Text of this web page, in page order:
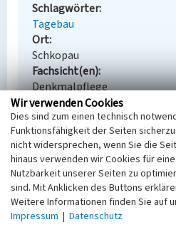
Schlagwörter
Tagebau
Ort
Schkopau
Fachsicht(en)
Denkmalpflege
Erfassungsmaßstab
Keine Angabe
Erfassungsmethode
Übernahme aus externer
Empfohlene Zitierweise
Wir verwenden Cookies
Dies sind zum einen technisch
Funktionsfähigkeit der Seiten
nicht widersprechen, wenn Sie die
hinaus verwenden wir Cookies für
Nutzbarkeit unserer Seiten zu
sind. Mit Anklicken des Buttons
Weitere Informationen finden Sie auf
Impressum | Datenschutz